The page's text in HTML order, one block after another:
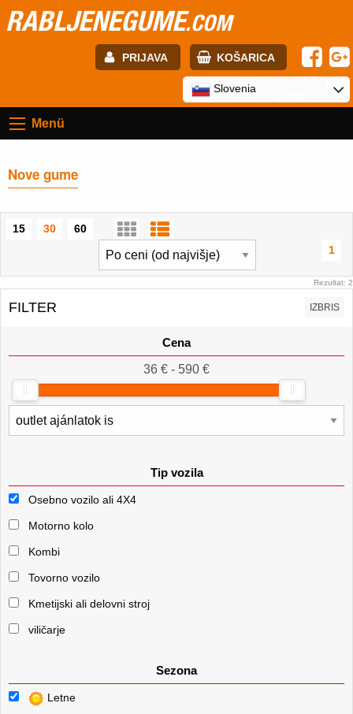
RABLJENEGUME.COM
PRIJAVA KOŠARICA
Geslo:
Slovenia
Menü
Nove gume
15 30
60
1
Rezultat: 2
FILTER IZBRIS
Cena
36 € - 590 €
Tip vozila
Osebno vozilo ali 4X4
Motorno kolo
Kombi
Tovorno vozilo
Kmetijski ali delovni stroj
viličarje
Sezona
Letne